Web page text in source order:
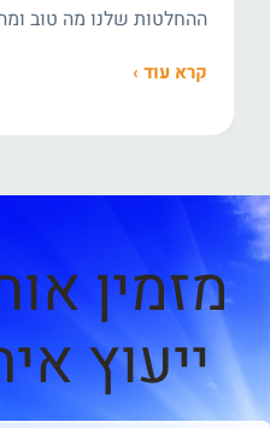
ההחלטות שלנו מה טוב
מזמין
ייעוץ